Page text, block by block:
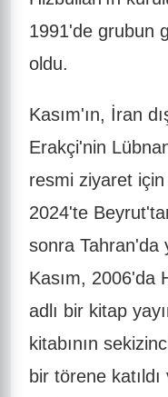
1991'de grubun
oldu.
Kasım'ın, İran
Erakçi'nin
resmi ziyaret için
2024'te
sonra Tahran'da
Kasım, 2006'da
adlı bir kitap
kitabının
bir törene